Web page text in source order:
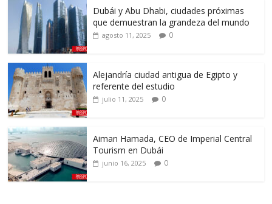
Dubái y Abu Dhabi, ciudades próximas
que demuestran la grandeza del mundo
agosto 11, 2025 0
Alejandría ciudad antigua de Egipto y
referente del estudio
julio 11, 2025 0
Aiman Hamada, CEO de Imperial Central
Tourism en Dubái
junio 16, 2025 0